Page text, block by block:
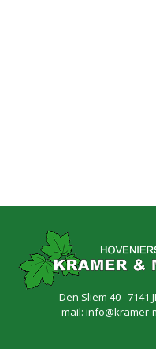
Den Sliem 40 7141
mail:info@kramer-